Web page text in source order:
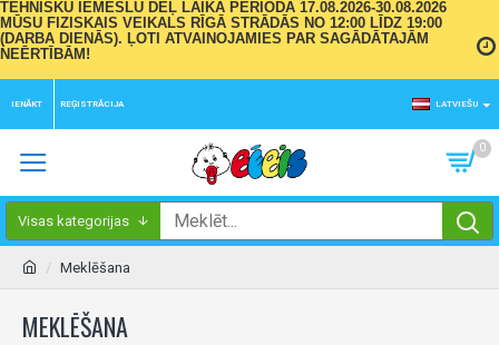
TEHNISKU IEMESLU DĒĻ LAIKA PERIODĀ 17.08.2026-30.08.2026
MŪSU FIZISKAIS VEIKALS RĪGĀ STRĀDĀS NO 12:00 LĪDZ 19:00
(DARBA DIENĀS). ĻOTI ATVAINOJAMIES PAR SAGĀDĀTAJĀM
NEĒRTĪBĀM!
IENĀKT REĢISTRĀCIJA LATVIEŠU
0
Visas kategorijas
Meklēšana
MEKLĒŠANA